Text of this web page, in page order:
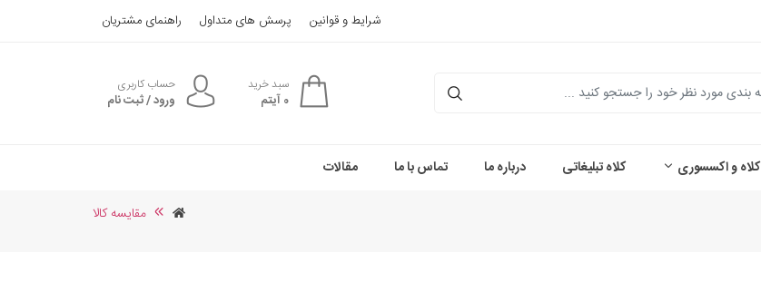
شرایط و قوانین پرسش های متداول راهنمای مشتریان
سبد خرید
0آیتم
حساب کاربری
ورود / ثبت نام
کلاه و اکسسوری کلاه تبلیغاتی درباره ما تماس با ما مقالات
مقایسه کالا